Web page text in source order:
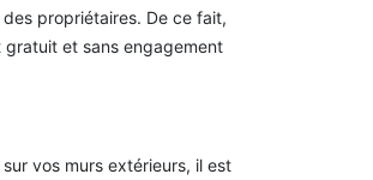
propriétaires. De ce fait,
et sans engagement
vos murs extérieurs, il est